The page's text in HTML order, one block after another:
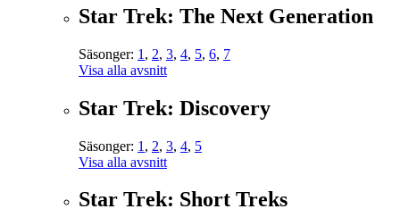
Star Trek: The Next Generation
Säsonger: 1 , 2, 3, 4, 5, 6, 7
Visa alla avsnitt
Star Trek: Discovery
Säsonger: 1 , 2, 3, 4, 5
Visa alla avsnitt
Star Trek: Short Treks